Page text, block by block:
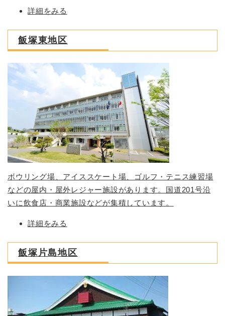
詳細をみる
飯塚東地区
ボウリング場、アイススケート場、ゴルフ・テニス練習場
などの屋内・屋外レジャー施設があります。国道201号沿
いに飲食店・商業施設などが集積しています。
詳細をみる
飯塚片島地区